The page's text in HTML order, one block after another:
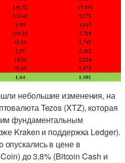
небольшие изменения, на
Tezos (XTZ), которая
фундаментальным
Kraken и поддержка Ledger).
в цене в
до 3,8% (Bitcoin Cash и